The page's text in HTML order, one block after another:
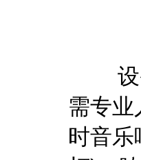
设备
需专
时音